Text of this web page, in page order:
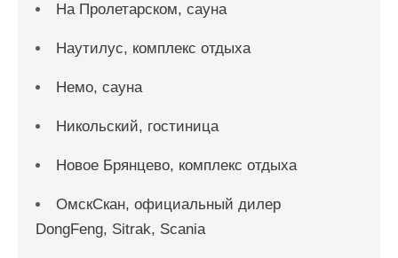
На Пролетарском, сауна
Наутилус, комплекс отдыха
Немо, сауна
Никольский, гостиница
Новое Брянцево, комплекс отдыха
ОмскСкан, официальный дилер
DongFeng, Sitrak, Scania